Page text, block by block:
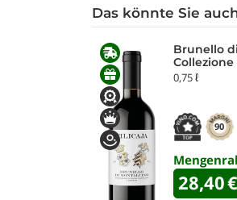
Das könnte Sie
Brunello
Collezione
Filicaja
0,75 ℓ
90
28,40€